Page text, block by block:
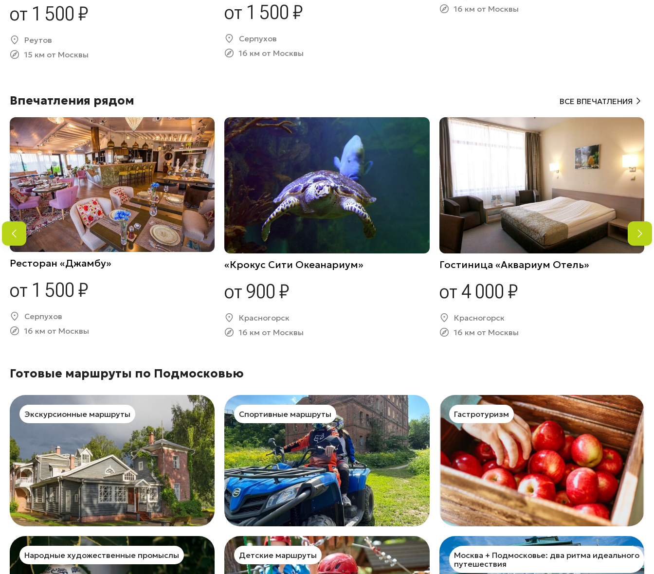
от 1 500 ₽
Реутов
15 км от Москвы
от 1 500 ₽
Серпухов
16 км от Москвы
16 км от Москвы
Впечатления рядом ВСЕ ВПЕЧАТЛЕНИЯ
Ресторан «Джамбу»
от 1 500 ₽
Серпухов
16 км от Москвы
«Крокус Сити Океанариум»
от 900 ₽
Красногорск
16 км от Москвы
Гостиница «Аквариум Отель»
от 4 000 ₽
Красногорск
16 км от Москвы
Готовые маршруты по Подмосковью
Экскурсионные маршруты Спортивные маршруты Гастротуризм
Народные художественные промыслы Детские маршруты
Москва + Подмосковье: два ритма идеального
путешествия